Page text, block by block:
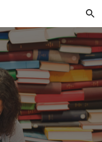
Skip to navigation